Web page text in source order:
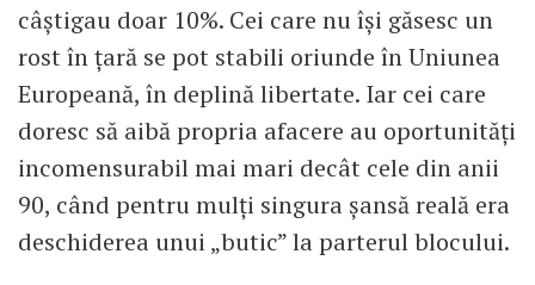
câștigau doar 10%. Cei care nu își găsesc un
rost în țară se pot stabili oriunde în Uniunea
Europeană, în deplină libertate. Iar cei care
doresc să aibă propria afacere au oportunități
incomensurabil mai mari decât cele din anii
90, când pentru mulți singura șansă reală era
deschiderea unui „butic” la parterul blocului.